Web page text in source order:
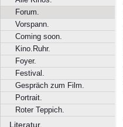
Forum.
Vorspann.
Coming soon.
Kino.Ruhr.
Foyer.
Festival.
Gespräch zum Film.
Portrait.
Roter Teppich.
Literatur.